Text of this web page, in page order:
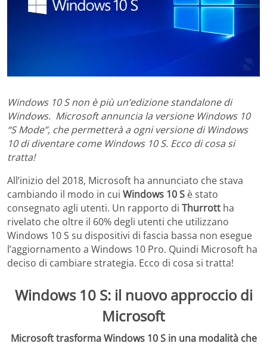
Windows 10 S non è più un’edizione standalone di
Windows. Microsoft annuncia la versione Windows 10
“S Mode”, chepermetterà a ogni versione di Windows
10 di diventare come Windows 10 S. Ecco di cosa si
tratta!
All’inizio del 2018, Microsoft ha annunciato che stava
cambiando il modo in cui Windows 10 S è stato
consegnato agli utenti. Un rapporto di Thurrott ha
rivelato che oltre il 60% degli utenti che utilizzano
Windows 10 S su dispositivi di fascia bassa non esegue
l’aggiornamento a Windows 10 Pro. Quindi Microsoft ha
deciso di cambiare strategia. Ecco di cosa si tratta!
Windows 10 S: il nuovo approccio di
Microsoft
Microsoft trasforma Windows 10 S in una modalità che